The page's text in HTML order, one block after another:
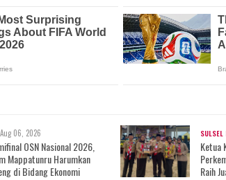
Aug 06, 2026
OSN Nasional 2026,
Mappatunru Harumkan
di Bidang Ekonomi
Ketua
Raih